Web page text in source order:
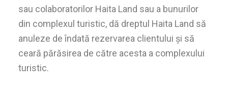
sau colaboratorilor Haita Land sau a bunurilor
din complexul turistic, dă dreptul Haita Land să
anuleze de îndată rezervarea clientului și să
ceară părăsirea de către acesta a complexului
turistic.